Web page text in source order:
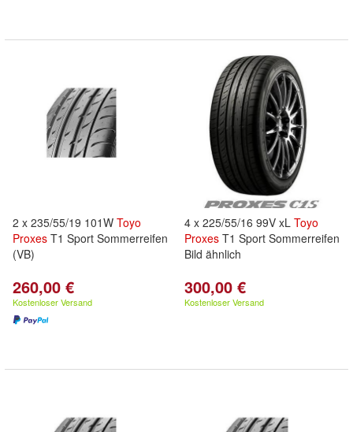
2 x 235/55/19 101W Toyo
Proxes T1 Sport Sommerreifen
(VB)
260,00 €
Kostenloser Versand
4 x 225/55/16 99V xL Toyo
Proxes T1 Sport Sommerreifen
Bild ähnlich
300,00 €
Kostenloser Versand